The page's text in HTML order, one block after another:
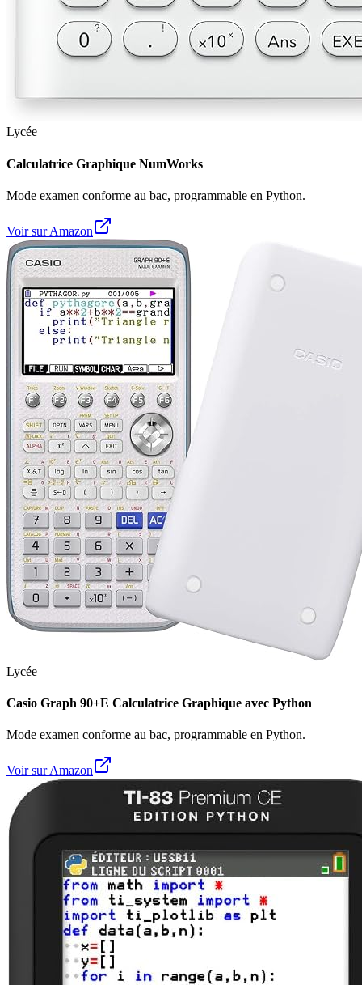
Lycée
Calculatrice Graphique NumWorks
Mode examen conforme au bac, programmable en Python.
Voir sur Amazon
Lycée
Casio Graph 90+E Calculatrice Graphique avec Python
Mode examen conforme au bac, programmable en Python.
Voir sur Amazon